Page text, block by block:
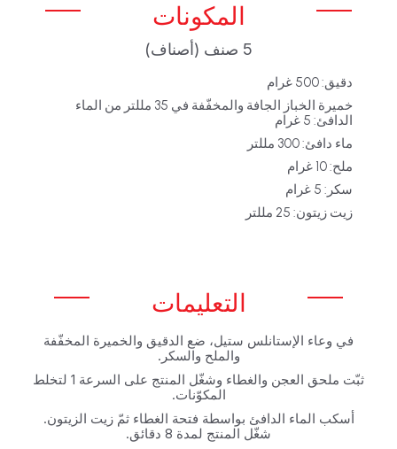
المكونات
5 صنف (أصناف)
دقيق: 500 غرام
خميرة الخباز الجافة والمخفّفة في 35 مللتر من الماء
الدافئ: 5 غرام
ماء دافئ: 300 مللتر
ملح: 10 غرام
سكر: 5 غرام
زيت زيتون: 25 مللتر
التعليمات
في وعاء الإستانلس ستيل، ضع الدقيق والخميرة المخفّفة
والملح والسكر.
ثبّت ملحق العجن والغطاء وشغّل المنتج على السرعة 1 لتخلط
المكوّنات.
أسكب الماء الدافئ بواسطة فتحة الغطاء ثمّ زيت الزيتون.
شغّل المنتج لمدة 8 دقائق.